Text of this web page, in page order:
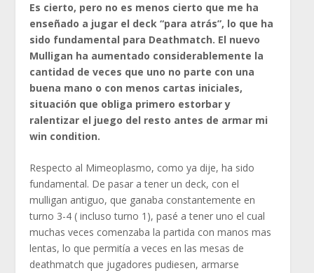
Es cierto, pero no es menos cierto que me ha
enseñado a jugar el deck “para atrás”, lo que ha
sido fundamental para Deathmatch. El nuevo
Mulligan ha aumentado considerablemente la
cantidad de veces que uno no parte con una
buena mano o con menos cartas iniciales,
situación que obliga primero estorbar y
ralentizar el juego del resto antes de armar mi
win condition.
Respecto al Mimeoplasmo, como ya dije, ha sido
fundamental. De pasar a tener un deck, con el
mulligan antiguo, que ganaba constantemente en
turno 3-4 ( incluso turno 1), pasé a tener uno el cual
muchas veces comenzaba la partida con manos mas
lentas, lo que permitía a veces en las mesas de
deathmatch que jugadores pudiesen, armarse